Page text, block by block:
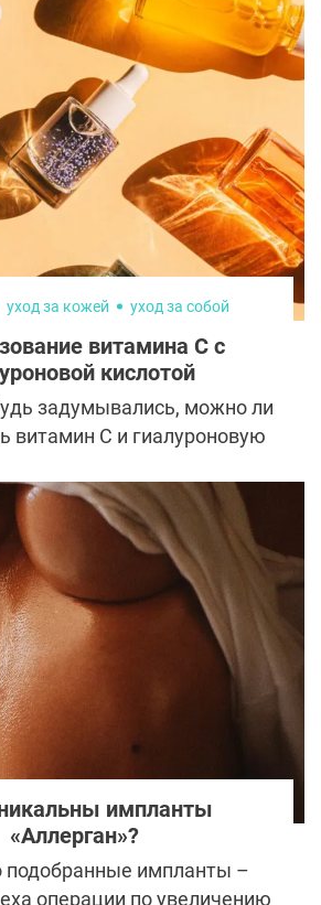
Олимпийские игры в
фору многим конкурсам
о спортсменках,
никого не оставили
и восхитили болельщиков
эстетикой.
уход за кожей уход за собой
витамина С с
кислотой
задумывались, можно ли
витамин С и гиалуроновую
вы хотите сохранить
и молодой вид
подумать о включении
в свою бьюти-
как можно скорее.
импланты
«Аллерган»?
подобранные импланты –
операции по увеличению